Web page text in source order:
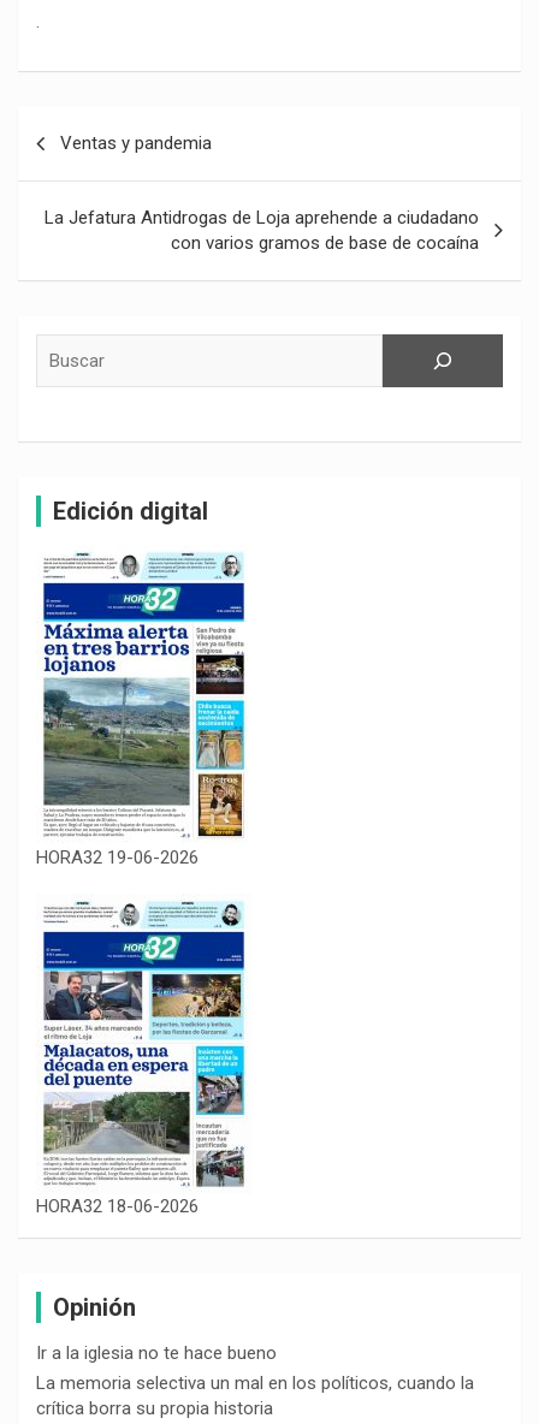
.
entradas
Ventas y pandemia
La Jefatura Antidrogas de Loja aprehende a ciudadano
con varios gramos de base de cocaína
Edición digital
HORA32 19-06-2026
HORA32 18-06-2026
Opinión
Ir a la iglesia no te hace bueno
La memoria selectiva un mal en los políticos, cuando la
crítica borra su propia historia